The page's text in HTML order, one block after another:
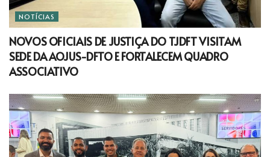
NOTÍCIAS
NOVOS OFICIAIS DE JUSTIÇA DO TJDFT VISITAM
SEDE DA AOJUS-DFTO E FORTALECEM QUADRO
ASSOCIATIVO